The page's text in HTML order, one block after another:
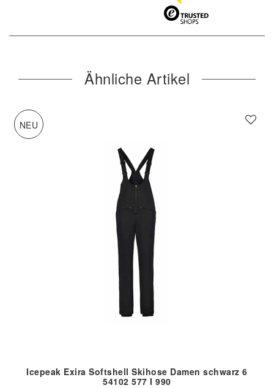
Ähnliche Artikel
NEU
Icepeak Exira Softshell Skihose Damen schwarz 6
54102 577 I 990